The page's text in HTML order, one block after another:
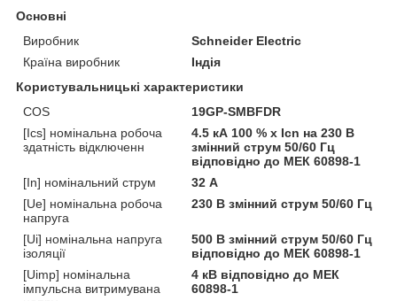
Основні
Виробник
Schneider Electric
Країна виробник
Індія
Користувальницькі характеристики
COS
19GP-SMBFDR
[Ics] номінальна робоча
здатність відключенн
4.5 кА 100 % x Icn на 230 В
змінний струм 50/60 Гц
відповідно до МЕК 60898-1
[In] номінальний струм
32 А
[Ue] номінальна робоча
напруга
230 В змінний струм 50/60 Гц
[Ui] номінальна напруга
ізоляції
500 В змінний струм 50/60 Гц
відповідно до МЕК 60898-1
[Uimp] номінальна
імпульсна витримувана
4 кВ відповідно до МЕК
60898-1